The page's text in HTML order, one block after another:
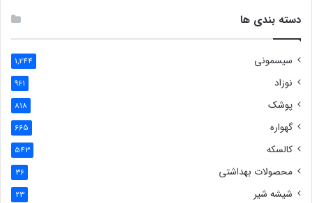
دسته بندی ها
سیسمونی 1,244
نوزاد 961
پوشک 818
گهواره 665
کالسکه 543
محصولات بهداشتی 36
شیشه شیر 23